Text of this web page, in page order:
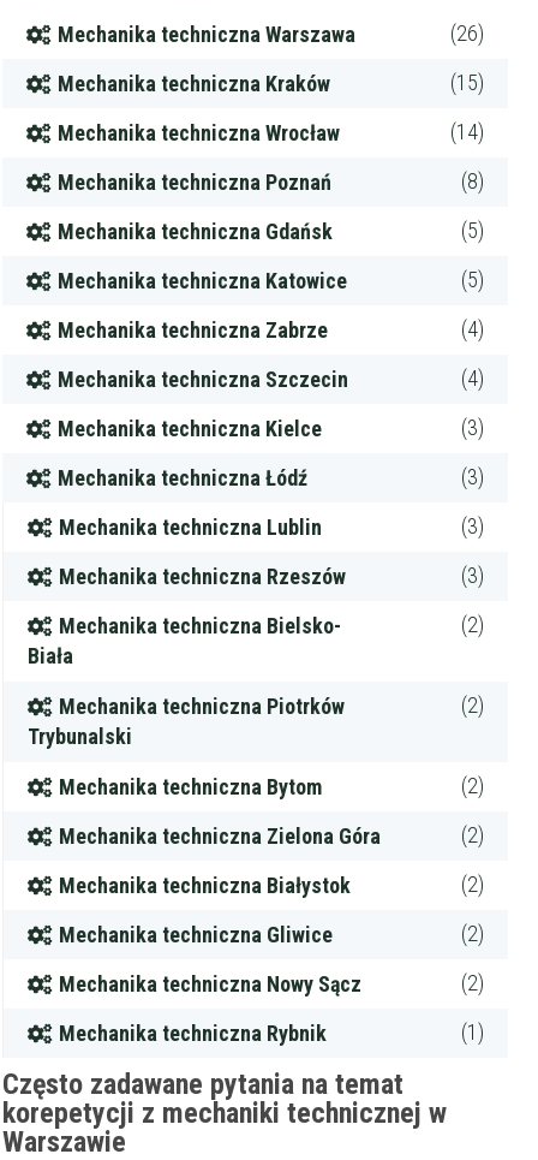
Mechanika techniczna Warszawa (26)
Mechanika techniczna Kraków (15)
Mechanika techniczna Wrocław (14)
Mechanika techniczna Poznań (8)
Mechanika techniczna Gdańsk (5)
Mechanika techniczna Katowice (5)
Mechanika techniczna Zabrze (4)
Mechanika techniczna Szczecin (4)
Mechanika techniczna Kielce (3)
Mechanika techniczna Łódź (3)
Mechanika techniczna Lublin (3)
Mechanika techniczna Rzeszów (3)
Mechanika techniczna Bielsko-
Biała
(2)
Mechanika techniczna Piotrków
Trybunalski
(2)
Mechanika techniczna Bytom (2)
Mechanika techniczna Zielona Góra (2)
Mechanika techniczna Białystok (2)
Mechanika techniczna Gliwice (2)
Mechanika techniczna Nowy Sącz (2)
Mechanika techniczna Rybnik (1)
Często zadawane pytania na temat
korepetycji z mechaniki technicznej w
Warszawie